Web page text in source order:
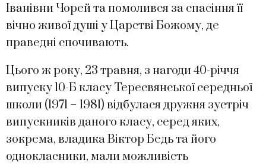
Іванівни Чорей та помолився за спасіння її
вічно живої душі у Царстві Божому, де
праведні спочивають.
Цього ж року, 23 травня, з нагоди 40-річчя
випуску 10-Б класу Тересвянської середньої
школи (1971 – 1981) відбулася дружня зустріч
випускників даного класу, серед яких,
зокрема, владика Віктор Бедь та його
однокласники, мали можливість